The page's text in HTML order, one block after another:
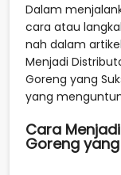
Dalam
cara atau
nah dalam
Menjadi
Goreng yang
yang
Cara
Goreng